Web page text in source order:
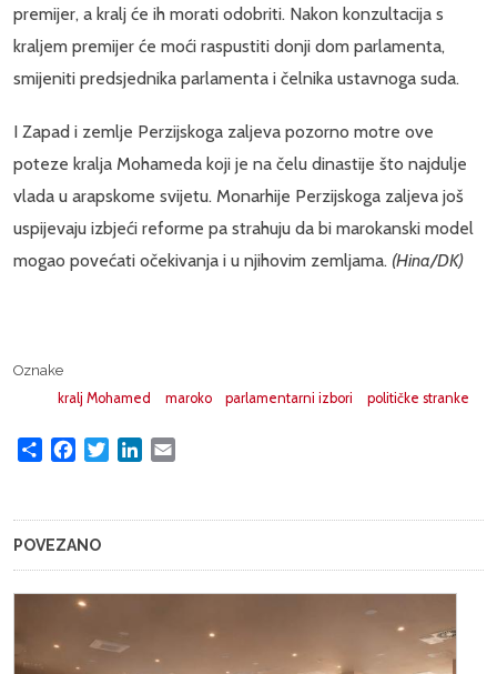
premijer, a kralj će ih morati odobriti. Nakon konzultacija s
kraljem premijer će moći raspustiti donji dom parlamenta,
smijeniti predsjednika parlamenta i čelnika ustavnoga suda.
I Zapad i zemlje Perzijskoga zaljeva pozorno motre ove
poteze kralja Mohameda koji je na čelu dinastije što najdulje
vlada u arapskome svijetu. Monarhije Perzijskoga zaljeva još
uspijevaju izbjeći reforme pa strahuju da bi marokanski model
mogao povećati očekivanja i u njihovim zemljama. (Hina/DK)
Oznake
kralj Mohamed
maroko parlamentarni izbori političke stranke
Share FacebookTwitterLinkedIn
POVEZANO